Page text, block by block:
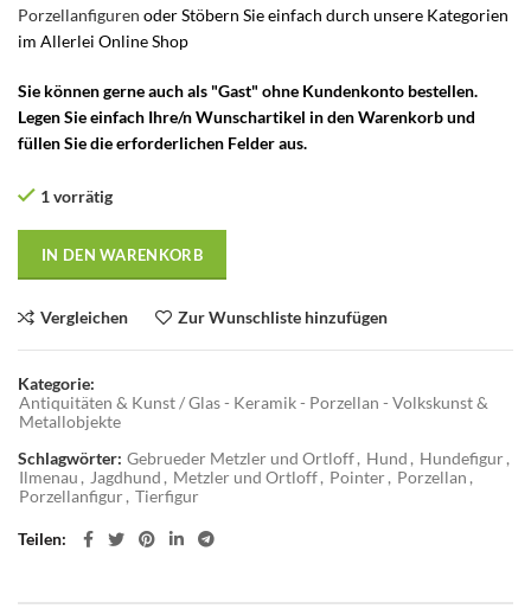
Porzellanfiguren oder Stöbern Sie einfach durch unsere Kategorien
im Allerlei Online Shop
Sie können gerne auch als "Gast" ohne Kundenkonto bestellen.
Legen Sie einfach Ihre/n Wunschartikel in den Warenkorb und
füllen Sie die erforderlichen Felder aus.
1 vorrätig
IN DEN WARENKORB
Vergleichen Zur Wunschliste hinzufügen
Kategorie:
Antiquitäten & Kunst / Glas - Keramik - Porzellan - Volkskunst &
Metallobjekte
Schlagwörter: Gebrueder Metzler und Ortloff, Hund , Hundefigur,
Ilmenau , Jagdhund , Metzler und Ortloff, Pointer, Porzellan ,
Porzellanfigur, Tierfigur
Teilen